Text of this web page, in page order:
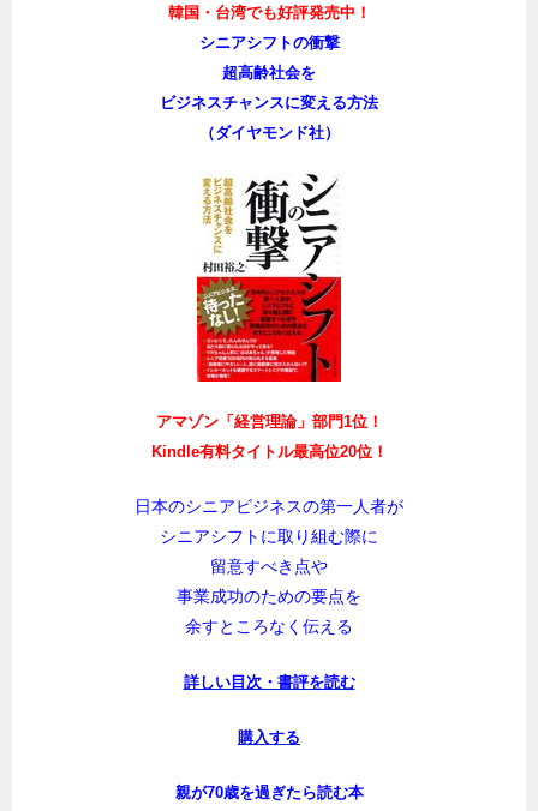
韓国・台湾でも好評発売中！
シニアシフトの衝撃
超高齢社会を
ビジネスチャンスに変える方法
（ダイヤモンド社）
アマゾン「経営理論」部門1位！
Kindle有料タイトル最高位20位！
日本のシニアビジネスの第一人者が
シニアシフトに取り組む際に
留意すべき点や
事業成功のための要点を
余すところなく伝える
詳しい目次・書評を読む
購入する
親が70歳を過ぎたら読む本